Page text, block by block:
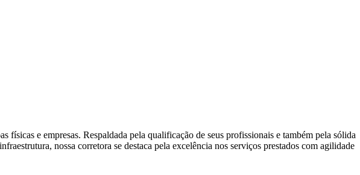
físicas e empresas. Respaldada pela qualificação de seus profissionais e também pela sólida
nossa corretora se destaca pela excelência nos serviços prestados com agilidade